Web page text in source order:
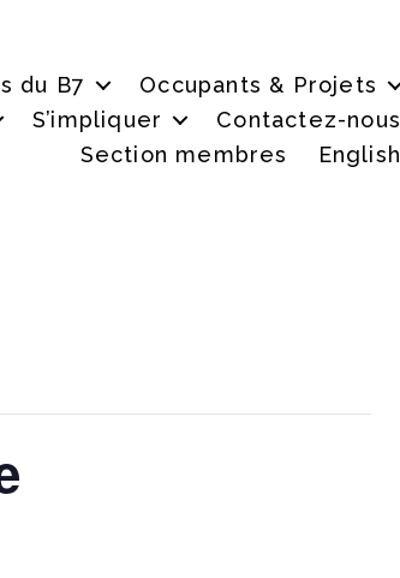
du B7
Occupants & Projets
S’impliquer
Contactez-nous
Section membres
English